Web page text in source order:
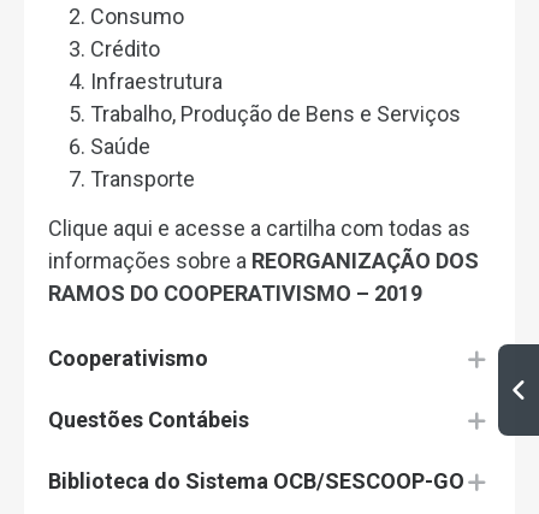
Consumo
Crédito
Infraestrutura
Trabalho, Produção de Bens e Serviços
Saúde
Transporte
Clique aqui e acesse a cartilha com todas as
informações sobre a REORGANIZAÇÃO DOS
RAMOS DO COOPERATIVISMO – 2019
Cooperativismo
Questões Contábeis
Biblioteca do Sistema OCB/SESCOOP-GO